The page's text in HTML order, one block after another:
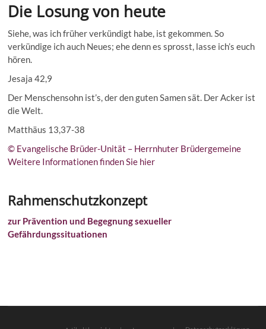
Die Losung von heute
Siehe, was ich früher verkündigt habe, ist gekommen. So
verkündige ich auch Neues; ehe denn es sprosst, lasse ich’s euch
hören.
Jesaja 42,9
Der Menschensohn ist’s, der den guten Samen sät. Der Acker ist
die Welt.
Matthäus 13,37-38
© Evangelische Brüder-Unität – Herrnhuter Brüdergemeine
Weitere Informationen finden Sie hier
Rahmenschutzkonzept
zur Prävention und Begegnung sexueller
Gefährdungssituationen